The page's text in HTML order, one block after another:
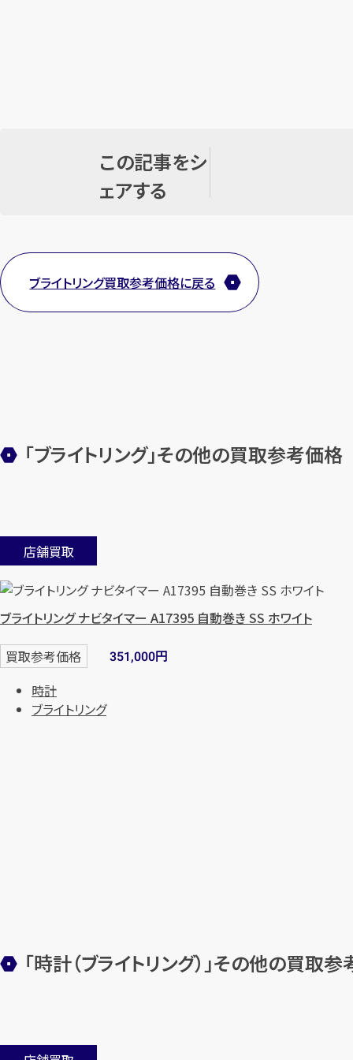
この記事をシ
ェアする
ブライトリング買取参考価格に戻る
「ブライトリング」その他の買取参考価格
店舗買取
ブライトリング ナビタイマー A17395 自動巻き SS ホワイト
買取参考価格 351,000円
時計
ブライトリング
「時計（ブライトリング）」その他の買取